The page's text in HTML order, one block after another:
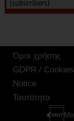
Όροι χρήσης
GDPR / Cookies
Notice
Ταυτότητα